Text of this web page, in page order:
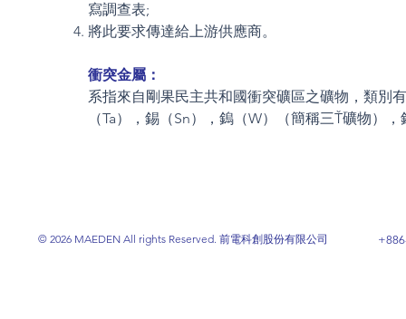
寫調查表;
將此要求傳達給上游供應商。
衝突金屬：
系指來自剛果民主共和國衝突礦區之礦物，類別
（Ta），錫（Sn），鎢（W）（簡稱三Ť礦物）
© 2026 MAEDEN All rights Reserved. 前電科創股份有限公司